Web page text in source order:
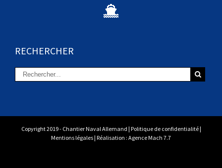
RECHERCHER
Copyright 2019 - Chantier Naval Allemand | Politique de confidentialité|
Mentions légales| Réalisation : Agence Mach 7.7